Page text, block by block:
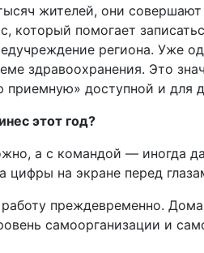
жителей, они
который помогает
региона. Уже
здравоохранения. Это
приемную» доступной и для
этот год?
а с командой — иногда
цифры на экране перед
преждевременно.
самоорганизации и